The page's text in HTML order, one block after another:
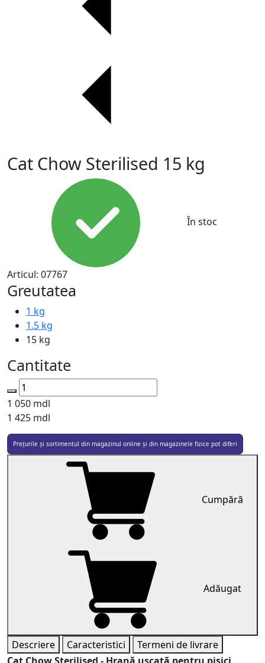
Cat Chow Sterilised 15 kg
În stoc
Articul: 07767
Greutatea
1 kg
1.5 kg
15 kg
Cantitate
1 050 mdl
1 425 mdl
Prețurile și sortimentul din magazinul online și din magazinele fizice pot diferi
Cumpără
Adăugat
Descriere Caracteristici
Termeni de livrare